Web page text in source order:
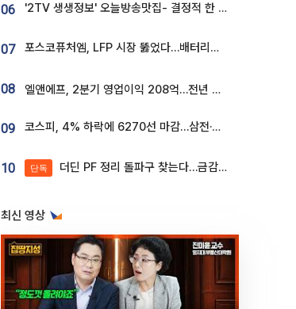
06 '2TV 생생정보' 오늘방송맛집- 결정적 한 수, 3종 메밀면! 메밀 소바 맛집 '의○○○○'
07 포스코퓨처엠, LFP 시장 뚫었다…배터리사와 대규모 장기 공급 합의
08 엘앤에프, 2분기 영업이익 208억…전년 比 흑자전환
09 코스피, 4% 하락에 6270선 마감…삼전·SK하닉 '와르르' 각각 6%·10%대 급락
10 단독 더딘 PF 정리 돌파구 찾는다…금감원, 1년 반 만에 매각설명회 재개
최신 영상